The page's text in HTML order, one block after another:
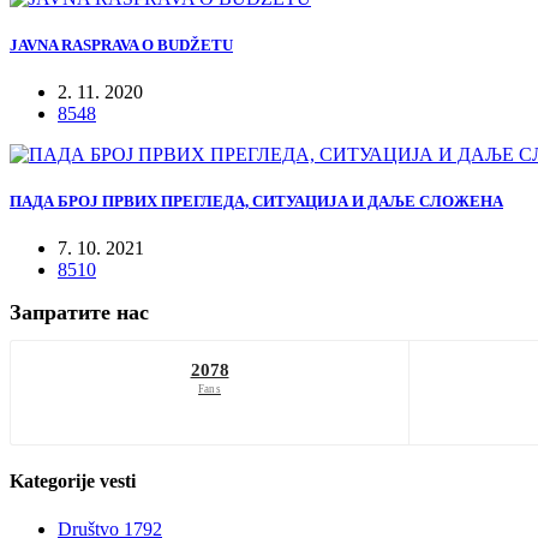
JAVNA RASPRAVA O BUDŽETU
2. 11. 2020
8548
ПАДА БРОЈ ПРВИХ ПРЕГЛЕДА, СИТУАЦИЈА И ДАЉЕ СЛОЖЕНА
7. 10. 2021
8510
Запратите нас
2078
Fans
Kategorije vesti
Društvo 1792